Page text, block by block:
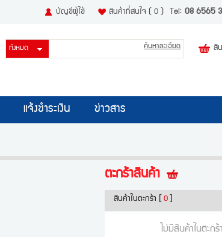
Tel: 08 6565
สินค้าที่สนใจ ( 0 )
บัญชีผู้ใช้
สิ
ค้นหาละเอียด
แจ้งชำระเงิน ข่าวสาร
ตะกร้าสินค้า
สินค้าในตะกร้า 0
ไม่มีสินค้าในตะกร้า